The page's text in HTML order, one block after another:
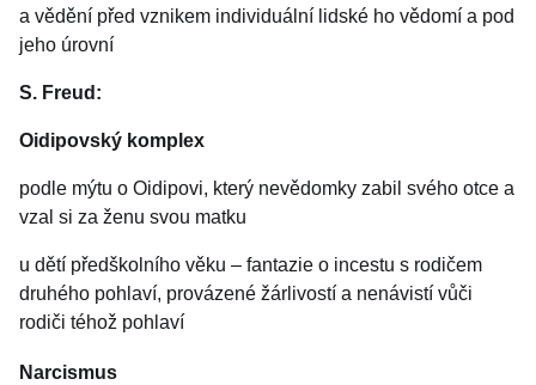
a vědění před vznikem individuální lidské ho vědomí a pod
jeho úrovní
S. Freud:
Oidipovský komplex
podle mýtu o Oidipovi, který nevědomky zabil svého otce a
vzal si za ženu svou matku
u dětí předškolního věku – fantazie o incestu s rodičem
druhého pohlaví, provázené žárlivostí a nenávistí vůči
rodiči téhož pohlaví
Narcismus